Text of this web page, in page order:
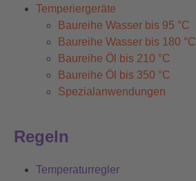
Temperiergeräte
Baureihe Wasser bis 95 °C
Baureihe Wasser bis 180 °C
Baureihe Öl bis 210 °C
Baureihe Öl bis 350 °C
Spezialanwendungen
Regeln
Temperaturregler